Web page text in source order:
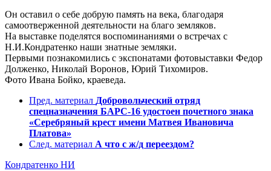
Он оставил о себе добрую память на века, благодаря
самоотверженной деятельности на благо земляков.
На выставке поделятся воспоминаниями о встречах с
Н.И.Кондратенко наши знатные земляки.
Первыми познакомились с экспонатами фотовыставки Федор
Долженко, Николай Воронов, Юрий Тихомиров.
Фото Ивана Бойко, краеведа.
Пред. материал Добровольческий отряд
спецназначения БАРС-16 удостоен почетного знака
«Серебряный крест имени Матвея Ивановича
Платова»
След. материал А что с ж/д переездом?
Кондратенко НИ